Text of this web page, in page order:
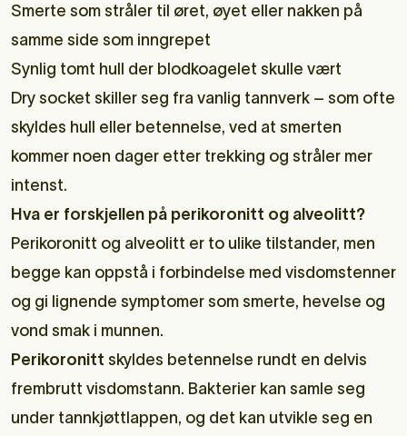
Smerte som stråler til øret, øyet eller nakken på
samme side som inngrepet
Synlig tomt hull der blodkoagelet skulle vært
Dry socket skiller seg fra vanlig tannverk – som ofte
skyldes hull eller betennelse, ved at smerten
kommer noen dager etter trekking og stråler mer
intenst.
Hva er forskjellen på perikoronitt og alveolitt?
Perikoronitt og alveolitt er to ulike tilstander, men
begge kan oppstå i forbindelse med visdomstenner
og gi lignende symptomer som smerte, hevelse og
vond smak i munnen.
Perikoronitt skyldes betennelse rundt en delvis
frembrutt visdomstann. Bakterier kan samle seg
under tannkjøttlappen, og det kan utvikle seg en